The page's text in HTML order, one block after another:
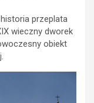
przeplata
wieczny dworek
obiekt